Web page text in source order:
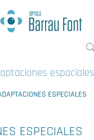
espaciales
ESPECIALES
ESPECIALES